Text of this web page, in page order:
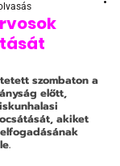
szombaton a
előtt,
akiket